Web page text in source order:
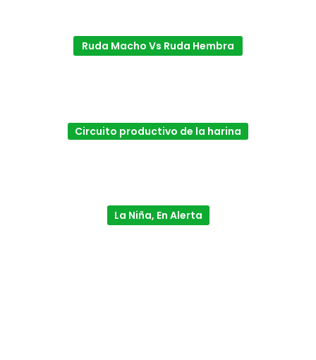
Ruda Macho Vs Ruda Hembra
Circuito productivo de la harina
La Niña, En Alerta